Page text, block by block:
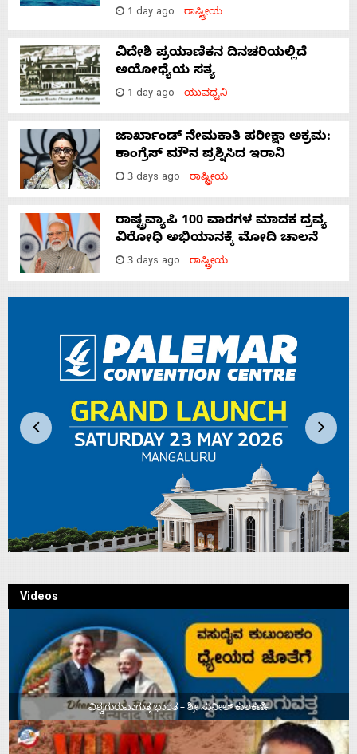
1 day ago ರಾಷ್ಟ್ರೀಯ
ವಿದೇಶಿ ಪ್ರಯಾಣಿಕನ ದಿನಚರಿಯಲ್ಲಿದೆ
ಅಯೋಧ್ಯೆಯ ಸತ್ಯ
1 day ago ಯುವಧ್ವನಿ
ಜಾರ್ಖಾಂಡ್‌ ನೇಮಕಾತಿ ಪರೀಕ್ಷಾ ಅಕ್ರಮ:
ಕಾಂಗ್ರೆಸ್‌ ಮೌನ ಪ್ರಶ್ನಿಸಿದ ಇರಾನಿ
3 days ago ರಾಷ್ಟ್ರೀಯ
ರಾಷ್ಟ್ರವ್ಯಾಪಿ 100 ವಾರಗಳ ಮಾದಕ ದ್ರವ್ಯ
ವಿರೋಧಿ ಅಭಿಯಾನಕ್ಕೆ ಮೋದಿ ಚಾಲನೆ
3 days ago ರಾಷ್ಟ್ರೀಯ
Videos
ವಿಶ್ವಗುರುವಾಗುತ್ತ ಭಾರತ – ಶ್ರೀ ಸುನೀಲ್‌ ಕುಲಕರ್ಣಿ